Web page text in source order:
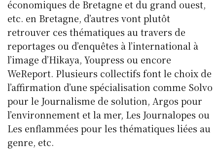
économiques de Bretagne et du grand ouest,
etc. en Bretagne, d’autres vont plutôt
retrouver ces thématiques au travers de
reportages ou d’enquêtes à l’international à
l’image d’Hikaya, Youpress ou encore
WeReport. Plusieurs collectifs font le choix de
l’affirmation d’une spécialisation comme Solvo
pour le Journalisme de solution, Argos pour
l’environnement et la mer, Les Journalopes ou
Les enflammées pour les thématiques liées au
genre, etc.